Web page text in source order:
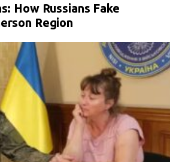
How Russians Fake
Region